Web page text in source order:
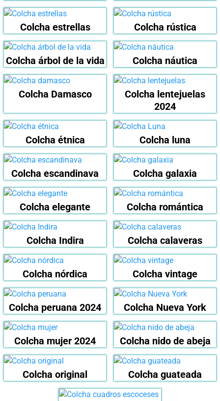
Colcha estrellas Colcha rústica
Colcha árbol de la vida Colcha náutica
Colcha Damasco
Colcha lentejuelas
2024
Colcha étnica Colcha luna
Colcha escandinava Colcha galaxia
Colcha elegante Colcha romántica
Colcha Indira Colcha calaveras
Colcha nórdica Colcha vintage
Colcha peruana 2024 Colcha Nueva York
Colcha mujer 2024 Colcha nido de abeja
Colcha original Colcha guateada